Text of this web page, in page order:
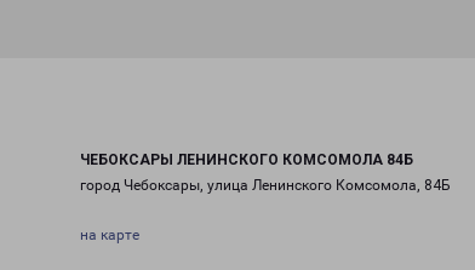
ЧЕБОКСАРЫ ЛЕНИНСКОГО КОМСОМОЛА 84Б
город Чебоксары, улица Ленинского Комсомола, 84Б
на карте